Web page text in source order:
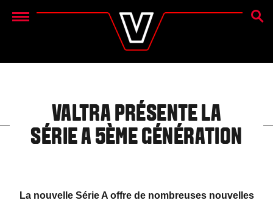
Menu
VALTRA PRÉSENTE LA
SÉRIE A 5ÈME GÉNÉRATION
La nouvelle Série A offre de nombreuses nouvelles